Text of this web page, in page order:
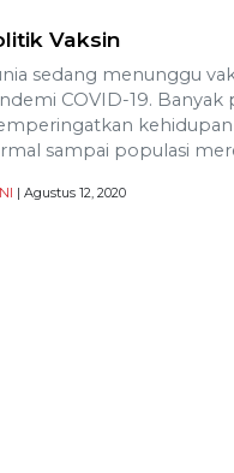
Vaksin
sedang menunggu
COVID-19. Banyak
sampai populasi
| Agustus 12, 2020